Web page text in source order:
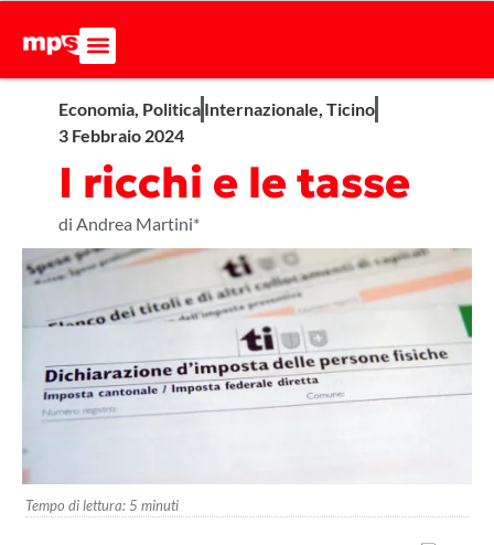
Economia, Politica Internazionale, Ticino
3 Febbraio 2024
I ricchi e le tasse
di Andrea Martini*
Tempo di lettura: 5 minuti